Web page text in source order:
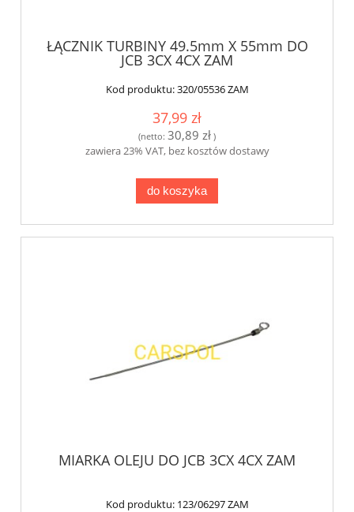
ŁĄCZNIK TURBINY 49.5mm X 55mm DO
JCB 3CX 4CX ZAM
Kod produktu:320/05536 ZAM
37,99 zł
(netto: 30,89 zł )
zawiera 23% VAT, bez kosztów dostawy
do koszyka
MIARKA OLEJU DO JCB 3CX 4CX ZAM
Kod produktu: 123/06297 ZAM